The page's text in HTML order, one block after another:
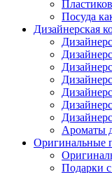
Посуда
Дизайнерская
Ароматы
Оригинальные
Подарки